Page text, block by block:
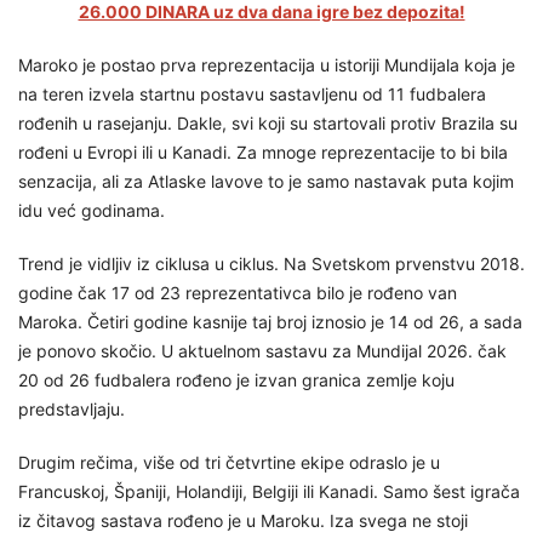
26.000 DINARA uz dva dana igre bez depozita!
Maroko je postao prva reprezentacija u istoriji Mundijala koja je
na teren izvela startnu postavu sastavljenu od 11 fudbalera
rođenih u rasejanju. Dakle, svi koji su startovali protiv Brazila su
rođeni u Evropi ili u Kanadi. Za mnoge reprezentacije to bi bila
senzacija, ali za Atlaske lavove to je samo nastavak puta kojim
idu već godinama.
Trend je vidljiv iz ciklusa u ciklus. Na Svetskom prvenstvu 2018.
godine čak 17 od 23 reprezentativca bilo je rođeno van
Maroka. Četiri godine kasnije taj broj iznosio je 14 od 26, a sada
je ponovo skočio. U aktuelnom sastavu za Mundijal 2026. čak
20 od 26 fudbalera rođeno je izvan granica zemlje koju
predstavljaju.
Drugim rečima, više od tri četvrtine ekipe odraslo je u
Francuskoj, Španiji, Holandiji, Belgiji ili Kanadi. Samo šest igrača
iz čitavog sastava rođeno je u Maroku. Iza svega ne stoji